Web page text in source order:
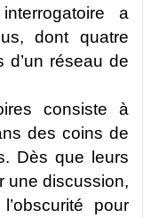
a
dont quatre
d’un réseau de
consiste à
des coins de
Dès que leurs
une discussion,
pour